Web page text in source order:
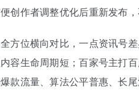
创作者调整优化后重新发布
方位横向对比，一点资讯号
容生命周期短；百家号主打
款流量、算法公平普惠、长